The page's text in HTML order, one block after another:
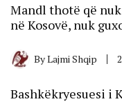
Mandl thotë që
në Kosovë, nuk
ByLajmi Shqip
Bashkëkryesuesi i